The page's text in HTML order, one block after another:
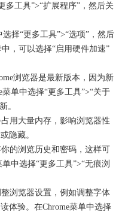
多工具”>“扩展程序”，然后关
择“更多工具”>“选项”，然后
，可以选择“启用硬件加速”
浏览器是最新版本，因为新
单中选择“更多工具”>“关于
。
用大量内存，影响浏览器性
隐藏。
的浏览历史和密码，这样可
中选择“更多工具”>“无痕浏
浏览器设置，例如调整字体
体验。在Chrome菜单中选择